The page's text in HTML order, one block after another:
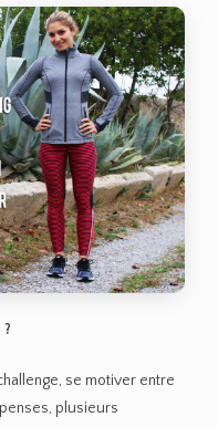
se motiver entre
plusieurs